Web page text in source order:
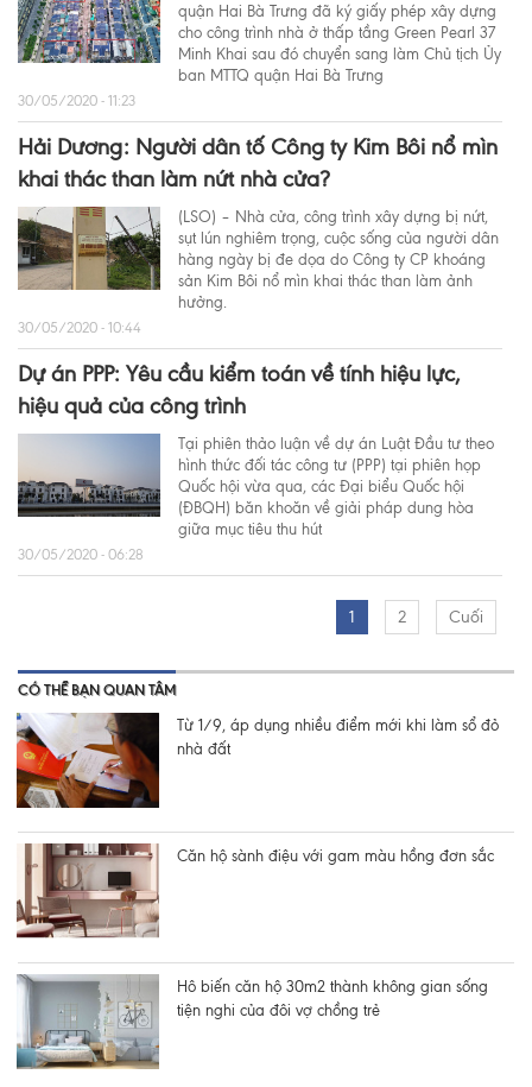
quận Hai Bà Trưng đã ký giấy phép xây dựng
cho công trình nhà ở thấp tầng Green Pearl 37
Minh Khai sau đó chuyển sang làm Chủ tịch Ủy
ban MTTQ quận Hai Bà Trưng
30/05/2020 - 11:23
Hải Dương: Người dân tố Công ty Kim Bôi nổ mìn
khai thác than làm nứt nhà cửa?
(LSO) – Nhà cửa, công trình xây dựng bị nứt,
sụt lún nghiêm trọng, cuộc sống của người dân
hàng ngày bị đe dọa do Công ty CP khoáng
sản Kim Bôi nổ mìn khai thác than làm ảnh
hưởng.
30/05/2020 - 10:44
Dự án PPP: Yêu cầu kiểm toán về tính hiệu lực,
hiệu quả của công trình
Tại phiên thảo luận về dự án Luật Đầu tư theo
hình thức đối tác công tư (PPP) tại phiên họp
Quốc hội vừa qua, các Đại biểu Quốc hội
(ĐBQH) băn khoăn về giải pháp dung hòa
giữa mục tiêu thu hút
30/05/2020 - 06:28
1 2 Cuối
CÓ THỂ BẠN QUAN TÂM
Từ 1/9, áp dụng nhiều điểm mới khi làm sổ đỏ
nhà đất
Căn hộ sành điệu với gam màu hồng đơn sắc
Hô biến căn hộ 30m2 thành không gian sống
tiện nghi của đôi vợ chồng trẻ